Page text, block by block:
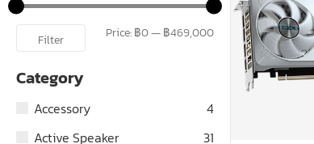
Filter Price:฿0—฿469,000
Category
Accessory
4
Active Speaker
31